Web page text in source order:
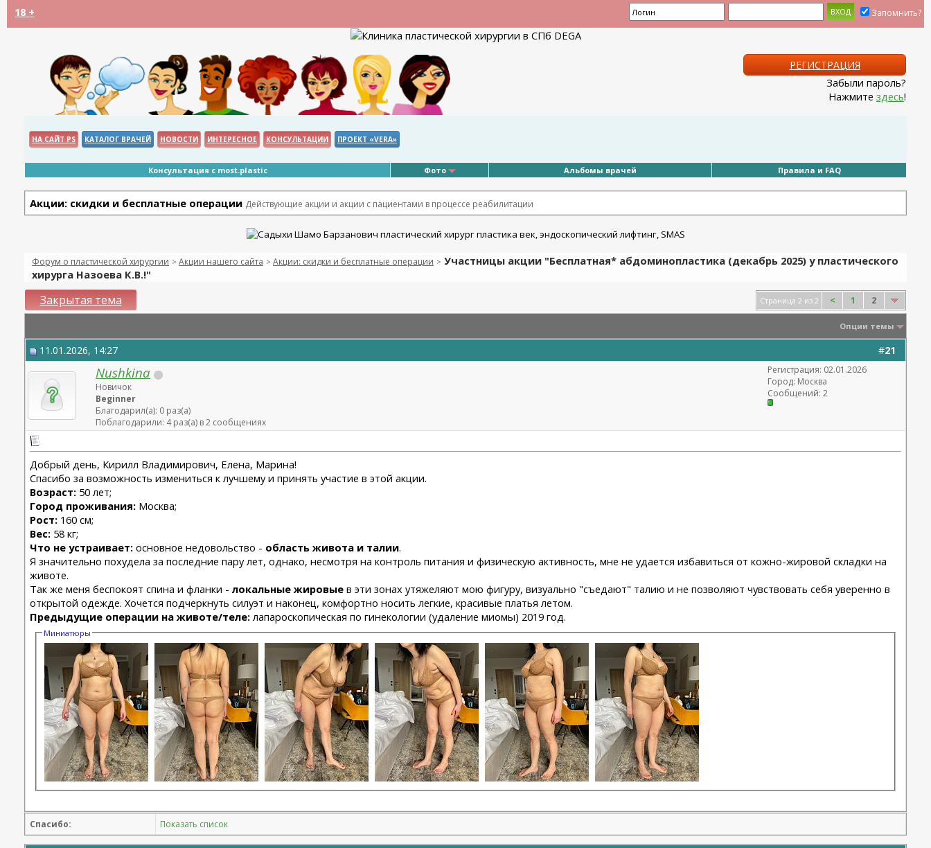
18 + Запомнить?
РЕГИСТРАЦИЯ
Забыли пароль?
Нажмите здесь!
НА САЙТ PS КАТАЛОГ ВРАЧЕЙ НОВОСТИ ИНТЕРЕСНОЕ КОНСУЛЬТАЦИИ ПРОЕКТ «VERA»
Консультация с most.plastic Фото Альбомы врачей Правила и FAQ
Акции: скидки и бесплатные операции Действующие акции и акции с пациентами в процессе реабилитации
Форум о пластической хирургии > Акции нашего сайта > Акции: скидки и бесплатные операции > Участницы акции "Бесплатная* абдоминопластика (декабрь 2025) у пластического
хирурга Назоева К.В.!"
Закрытая тема Страница 2 из 2 < 1 2
Опции темы
#21
11.01.2026, 14:27
Nushkina
Новичок
Beginner
Благодарил(а): 0 раз(а)
Поблагодарили: 4 раз(а) в 2 сообщениях
Регистрация: 02.01.2026
Город: Москва
Сообщений: 2
Добрый день, Кирилл Владимирович, Елена, Марина!
Спасибо за возможность измениться к лучшему и принять участие в этой акции.
Возраст: 50 лет;
Город проживания: Москва;
Рост: 160 см;
Вес: 58 кг;
Что не устраивает: основное недовольство - область живота и талии.
Я значительно похудела за последние пару лет, однако, несмотря на контроль питания и физическую активность, мне не удается избавиться от кожно-жировой складки на
животе.
Так же меня беспокоят спина и фланки - локальные жировые в эти зонах утяжеляют мою фигуру, визуально "съедают" талию и не позволяют чувствовать себя уверенно в
открытой одежде. Хочется подчеркнуть силуэт и наконец, комфортно носить легкие, красивые платья летом.
Предыдущие операции на животе/теле: лапароскопическая по гинекологии (удаление миомы) 2019 год.
Миниатюры
Спасибо: Показать список